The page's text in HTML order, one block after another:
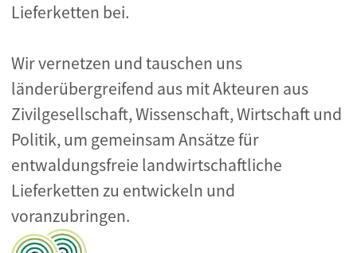
Lieferketten bei.
Wir vernetzen und tauschen uns
länderübergreifend aus mit Akteuren aus
Zivilgesellschaft, Wissenschaft, Wirtschaft und
Politik, um gemeinsam Ansätze für
entwaldungsfreie landwirtschaftliche
Lieferketten zu entwickeln und
voranzubringen.